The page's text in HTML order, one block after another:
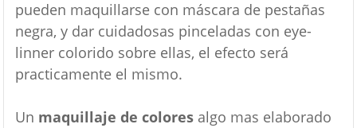
pueden maquillarse con máscara de pestañas
negra, y dar cuidadosas pinceladas con eye-
linner colorido sobre ellas, el efecto será
practicamente el mismo.
Un maquillaje de coloresalgo mas elaborado